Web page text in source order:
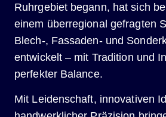
Ruhrgebiet begann, hat sich
einem überregional gefragten
Blech-, Fassaden- und
entwickelt – mit Tradition und
perfekter Balance.
Mit Leidenschaft, innovativen